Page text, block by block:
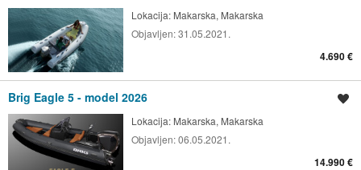
Lokacija: Makarska, Makarska
Objavljen:31.05.2021.
4.690 €
Brig Eagle 5 - model 2026
Lokacija: Makarska, Makarska
Objavljen:06.05.2021.
14.990 €